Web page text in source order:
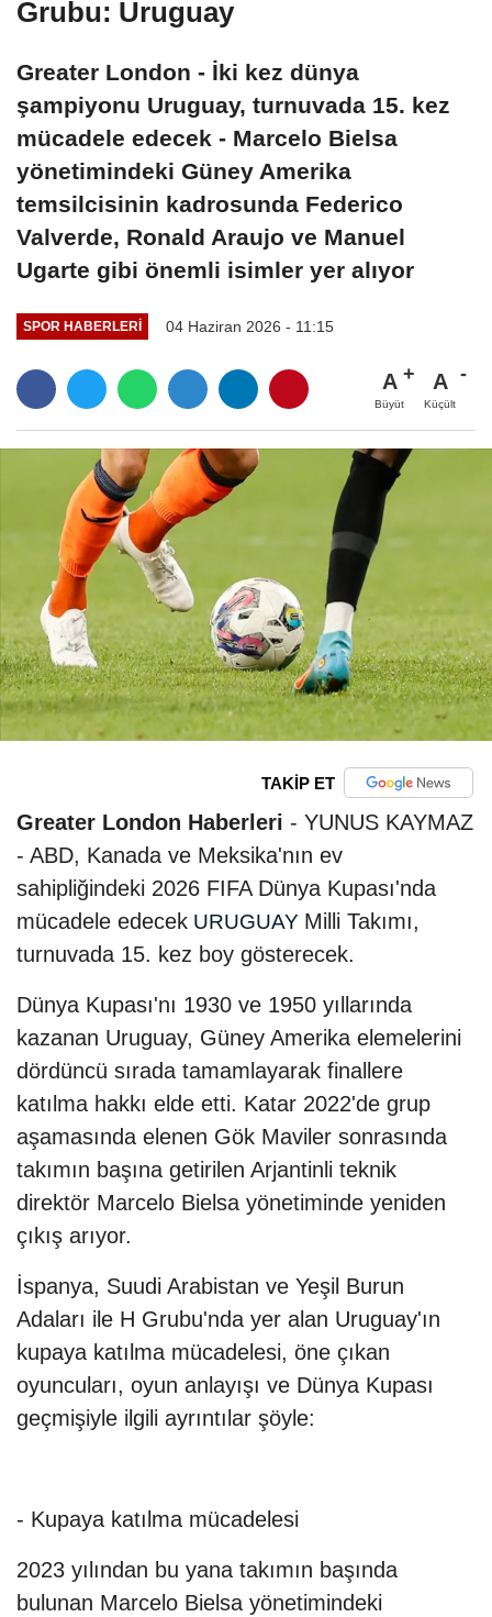
Grubu: Uruguay
Greater London - İki kez dünya
şampiyonu Uruguay, turnuvada 15. kez
mücadele edecek - Marcelo Bielsa
yönetimindeki Güney Amerika
temsilcisinin kadrosunda Federico
Valverde, Ronald Araujo ve Manuel
Ugarte gibi önemli isimler yer alıyor
SPOR HABERLERI 04 Haziran 2026 - 11:15
A
Büyüt
A
Küçült
TAKİP ET
Greater London Haberleri - YUNUS KAYMAZ
- ABD, Kanada ve Meksika'nın ev
sahipliğindeki 2026 FIFA Dünya Kupası'nda
mücadele edecek URUGUAY Milli Takımı,
turnuvada 15. kez boy gösterecek.
Dünya Kupası'nı 1930 ve 1950 yıllarında
kazanan Uruguay, Güney Amerika elemelerini
dördüncü sırada tamamlayarak finallere
katılma hakkı elde etti. Katar 2022'de grup
aşamasında elenen Gök Maviler sonrasında
takımın başına getirilen Arjantinli teknik
direktör Marcelo Bielsa yönetiminde yeniden
çıkış arıyor.
İspanya, Suudi Arabistan ve Yeşil Burun
Adaları ile H Grubu'nda yer alan Uruguay'ın
kupaya katılma mücadelesi, öne çıkan
oyuncuları, oyun anlayışı ve Dünya Kupası
geçmişiyle ilgili ayrıntılar şöyle:
- Kupaya katılma mücadelesi
2023 yılından bu yana takımın başında
bulunan Marcelo Bielsa yönetimindeki